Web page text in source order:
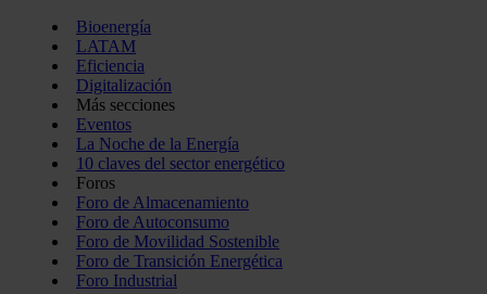
Bioenergía
LATAM
Eficiencia
Digitalización
Más secciones
Eventos
La Noche de la Energía
10 claves del sector energético
Foros
Foro de Almacenamiento
Foro de Autoconsumo
Foro de Movilidad Sostenible
Foro de Transición Energética
Foro Industrial